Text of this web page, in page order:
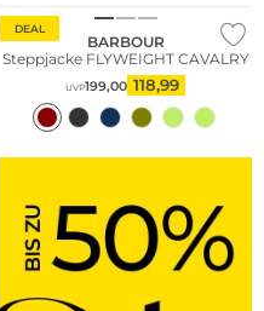
DEAL
BARBOUR
Steppjacke FLYWEIGHT CAVALRY
UVP199,00 118,99